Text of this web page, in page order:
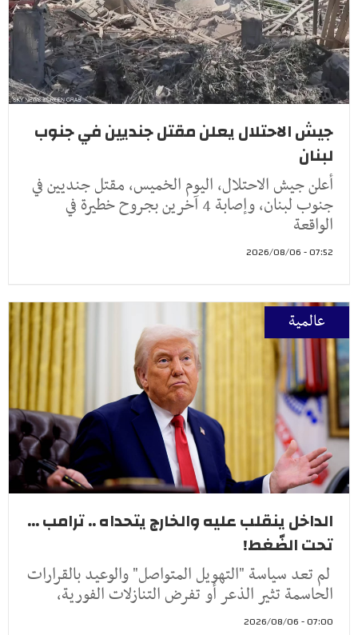
جيش الاحتلال يعلن مقتل جنديين في جنوب
لبنان
أعلن جيش الاحتلال، اليوم الخميس، مقتل جنديين في
جنوب لبنان، وإصابة 4 آخرين بجروح خطيرة في
الواقعة
07:52 - 2026/08/06
عالمية
الداخل ينقلب عليه والخارج يتحداه .. ترامب ...
تحت الضّغط!
لم تعد سياسة "التهويل المتواصل" والوعيد بالقرارات
الحاسمة تثير الذعر أو تفرض التنازلات الفورية،
07:00 - 2026/08/06